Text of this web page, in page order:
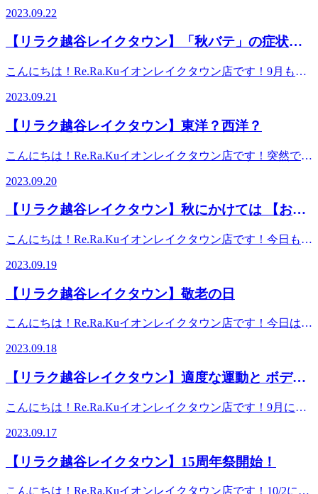
気に健康に過ごすためにも、一工夫必要です！！本日迄の限
下さい！！あなただけのオーダーメイド施術でゆったり時間
ージのようなほぐしだけではなく、お客様に合わせた様々な
からの未来を健康に過ごしましよう＾＾
━━━━━━━━━━━━━━━━━━……‥・☆★☆新し
い健康を考えるRe.Ra.Ku イオンレイクタウン店営業時間
10：00～21：00（最終受付20：20） 〒343-0828埼玉県越
谷市レイクタウン3-1-1イオンレイクタウンmori2FTEL 048-
967-5051JR武蔵野線 越谷レイクタウン駅より徒歩約10分マ
験ください★
す。そんな時は、まずお身体の冷えを気にされてみて下さ
い。特にお腹が冷えることで自律神経も乱れてくるのでおへ
そから円と描くように、ぐるぐると右から左へ...行いますと
気持ちも整いますよ。なでであげるだけ、優しくやればやる
ほど、神経が緩みますのでぜひ、簡単ですから、冷えから来
サージのようなほぐしだけではなく、お客様に合わせた様々
れからの未来を健康に過ごしましよう＾＾
い健康を考えるRe.Ra.Ku イオンレイクタウン店営業時間
谷市レイクタウン3-1-1イオンレイクタウンmori2FTEL 048-
967-5051JR武蔵野線 越谷レイクタウン駅より徒歩約10分マ
ッサージより気持ちいい！？リラクのボディケアをぜひご体
着実に毎日コツコツ勧められるタイプ、や最初は頑張れてい
るけどどこかでサボりだしてしまってビックリするくらいお
わってないーと焦る子。私は最初からやらず最後に【やれる
にかなると思っていました。大人になった今、分かります。
それは築いた信頼を徐々に失って首の皮一枚の愛想で繋がっ
いってもんでもございません。あなたに合う強度、回数の設
定があります。疲れたからこそ労いのストレッチをしましょ
う。今、元気なら元気を明日に繋ぐストレッチをしましょ
は欠かさないでください。メルマガのイラストの〆切が迫っ
す！ブログはこの辺で終わります！！！！！ス――――ハ
うなほぐしだけではなく、お客様に合わせた様々な健康に対
来を健康に過ごしましよう＾＾
━━━━━━━━━━━━━━━━━━……‥・☆★☆新し
い健康を考えるRe.Ra.Ku イオンレイクタウン店営業時間
10：00～21：00（最終受付20：20） 〒343-0828埼玉県越
谷市レイクタウン3-1-1イオンレイクタウンmori2FTEL 048-
967-5051JR武蔵野線 越谷レイクタウン駅より徒歩約10分マ
験ください★
2023.09.22
【リラク越谷レイクタウン】「秋バテ」の症状出
こんにちは！Re.Ra.Kuイオンレイクタウン店です！9月も半
ね。夏から秋にかけて季節が変わるこの時期は、お疲れも溜
まりやすくなっています。なんとなく体がだるくて疲れが抜
けなかったり、食欲がなくなったりといった不調を感じたり
起こる「秋バテ」の症状かもしれません。秋バテを解消する
には気温の差を調整できるような工夫が必要です。1.暑くて
も長袖を常備お店や乗り物などの室内が冷房で冷えきってい
る事が多いので、軽くい羽織れる物があると便利です。2.室
温コントロールを意識暑い時期にクーラーをつけない訳には
いきませんが、直接人に風を当てないようにする機能等を利
いのお湯に首まで浸かることで（10分くらい）深部体温が上
かで上手に工夫をしながら秋バテを解消して健康に過ごしま
なく、お客様に合わせた様々な健康に対するアドバイスの提
しよう＾＾━━━━━━━━━━━━━━━━━━……‥・
☆★☆新しい健康を考えるRe.Ra.Ku イオンレイクタウン店
営業時間10：00～21：00（最終受付20：20） 〒343-0828
埼玉県越谷市レイクタウン3-1-1イオンレイクタウン
mori2FTEL 048-967-5051JR武蔵野線 越谷レイクタウン駅より
徒歩約10分マッサージより気持ちいい！？リラクのボディケ
2023.09.21
【リラク越谷レイクタウン】東洋？西洋？
こんにちは！Re.Ra.Kuイオンレイクタウン店です！突然です
れますか？？西洋医学は、投薬や手術といった方法で、体の
悪い部分に直接アプローチして治療していきます。東洋医学
は、体の不調を内側から根本的に治す治療法。具体的には鍼
に防ぐため、日頃から疲れを溜めず抵抗力をつけておくとい
うのも、東洋医学の考え方。ちなみに得意分野があります。
骨折して痛いというように、第三者が目で見て分かる原因に
よって発生している症状東洋医学→『機能的疾患』ex.)肩が
凝って仕事がはかどらない、骨や神経に異常がないのに手が
本人は間違えなく感じている症状決して、どちらが良い悪い
いう良さ、東洋医学は長期だが、体に負担がかかりにくいと
お客様から伺う「疲れやすい/だるい/冷える」といった体の
ゃないけど体調不良予備軍と考えていただき、本来であれば
放置したり我慢しない方がいい状態のものは早めに手を打っ
ておきたいところですね。“病気になってから治す”ではな
く“病気になる前に予防する”のように、ボディケアにおいて
2023.09.20
【リラク越谷レイクタウン】秋にかけては 【おな
こんにちは！Re.Ra.Kuイオンレイクタウン店です！今日も暑
の気温分布図を見ると、日本列島が真っ赤に彩られていま
す。九月も後半戦ですが、この残暑が明けると一気に冬の気
配がするようになってきて、紅葉で真っ赤に染まる山々が観
時期なのでしっかりとお身体のケアをしていきましょう。秋
にかけては【おなかケア】というオプションがオススメで
い関連性がありますので、腰がおつらい方にも適した施術で
す。夏の食べ物で胃腸に負担をかけてしまっている方も通常
のボディケアと組合せてぜひ受けてみて下さい。現在、イオ
【150分カスタムコース】を実施中。お時間の中で、お身体
ースです。もちろん、おなかケアもお選びいただけます※リ
2023.09.19
【リラク越谷レイクタウン】敬老の日
こんにちは！Re.Ra.Kuイオンレイクタウン店です！今日は敬
人も多いと思いますがたまには連絡をとってみたり会いに行
ってみたりしてみてはいかがでしょうか？おじいちゃん、お
ばあちゃんたちを労わるのとあわせて自分自身のお身体も労
ますのでお早めに店舗まで足を運んでみてください！※リラ
クではマッサージのようなほぐしだけではなく、お客様に合
す。一緒にこれからの未来を健康に過ごしましよう＾＾
━━━━━━━━━━━━━━━━━━……‥・☆★☆新し
い健康を考えるRe.Ra.Ku イオンレイクタウン店営業時間
2023.09.18
【リラク越谷レイクタウン】適度な運動と ボディ
こんにちは！Re.Ra.Kuイオンレイクタウン店です！9月にな
なかった気がするくらい外を歩くだけで汗ばんでしまいま
す。とは言え、少しずつですが冬が近づいて来ていて年末に
かけて、何かするための種まきは正に今、やっておかないと
2023.09.17
【リラク越谷レイクタウン】15周年祭開始！
こんにちは！Re.Ra.Kuイオンレイクタウン店です！10/2に開